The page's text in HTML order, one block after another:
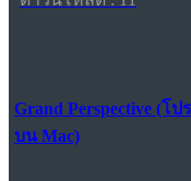
Grand Perspective (
บน Mac)